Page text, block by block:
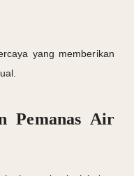
yang memberikan
Pemanas Air